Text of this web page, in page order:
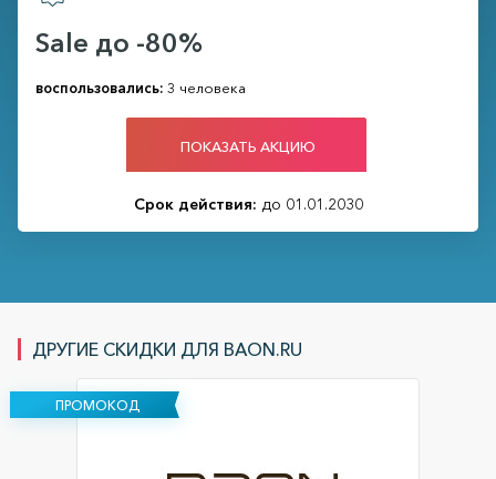
Sale до -80%
воспользовались: 3 человека
ПОКАЗАТЬ АКЦИЮ
Срок действия: до 01.01.2030
ДРУГИЕ СКИДКИ ДЛЯ BAON.RU
ПРОМОКОД